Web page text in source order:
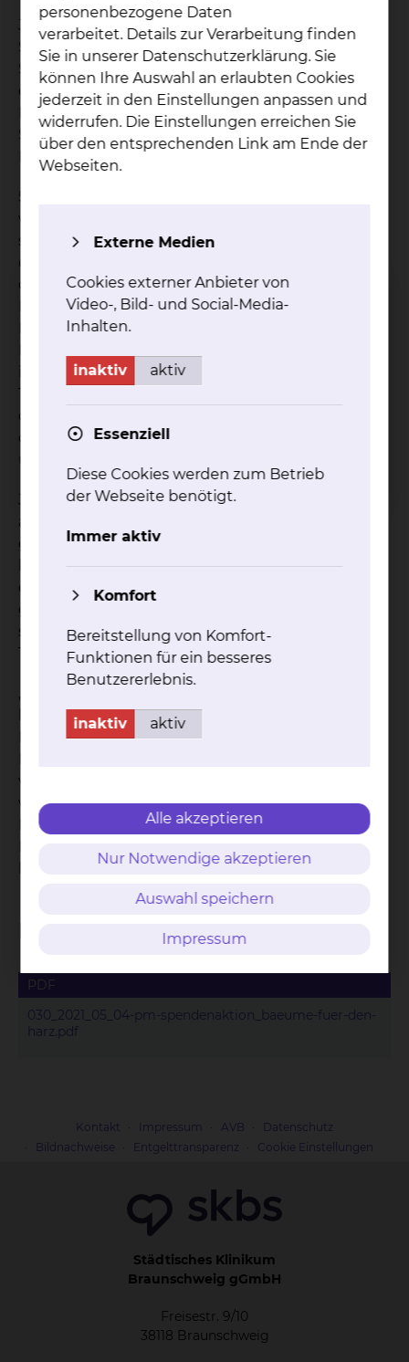
Jens Eilmes, Pflegefachleitung der geriatrischen
Station des Klinikums Braunschweig, ist auf seiner
Station Initiator der Spendenaktion „Bäume für
den Harz“. Er rief Kolleg*innen, Freunde und
Familie dazu auf, zu spenden. Insgesamt kam eine
Summe zusammen, die es ermöglicht, 233 neue
Bäume im Harz zu pflanzen.
5 Euro – das ist die Spendensumme, die benötigt
wird, um einen einzelnen Baum zu pflanzen und
so zu helfen, den Harz zu retten. Diese Aktion ist
eine Kooperation der Braunschweiger Zeitung mit
der United Kids Foundations – Das
Kindernetzwerk der Volksbank BraWo - und den
Niedersächsischen Landesforsten. Durch den
immer trockener geworden. Im Harz hat diese
Tatsache zu einer Plage von Borkenkäfern geführt,
die in Verbindung mit vielen Stürmen bewirkt hat,
dass viele Bäume im Harz vertrockneten und
Jens Eilmes war von der Aktion begeistert. Vor
allem von seinen pflegerischen Kolleg*innen der
geriatrischen Station des Klinikums Braunschweig
kamen viele positive Reaktionen. So wurde aus
dem kleinen Aufruf eine Spendenaktion der
gesamten Geriatrie. An der Aktion beteiligten sich
sowohl Ärzt*innen, als auch Pflegefachkräfte,
Therapeut*innen und Reinigungskräfte.
„Da ich die Aktion kurz vor Ostern gestartet habe,
haben viele die Gelegenheit genutzt und einen
Baum zu Ostern verschenkt“, freut sich Jens
von einer einzelnen Person. Die Spendensumme
wird nun weitergeleitet, damit die United Kids
Foundations und die niedersächsischen
PDF
030_2021_05_04-pm-spendenaktion_baeume-fuer-den-
harz.pdf
Kontakt Impressum AVB
Datenschutz
Bildnachweise
Entgelttransparenz Cookie Einstellungen
Städtisches Klinikum
Braunschweig gGmbH
Freisestr. 9/10
38118 Braunschweig
personenbezogene Daten
verarbeitet. Details zur Verarbeitung finden
Sie in unserer Datenschutzerklärung. Sie
können Ihre Auswahl an erlaubten Cookies
jederzeit in den Einstellungen anpassen und
widerrufen. Die Einstellungen erreichen Sie
über den entsprechenden Link am Ende der
Webseiten.
Externe Medien
Cookies externer Anbieter von
Video-, Bild- und Social-Media-
Inhalten.
inaktiv aktiv
Essenziell
Diese Cookies werden zum Betrieb
der Webseite benötigt.
Immer aktiv
Komfort
Bereitstellung von Komfort-
Funktionen für ein besseres
Benutzererlebnis.
inaktiv aktiv
Alle akzeptieren
Nur Notwendige akzeptieren
Auswahl speichern
Impressum